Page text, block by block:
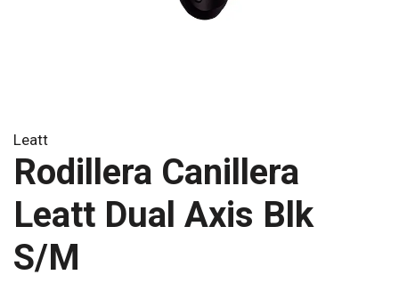
Leatt
Rodillera Canillera
Leatt Dual Axis Blk
S/M